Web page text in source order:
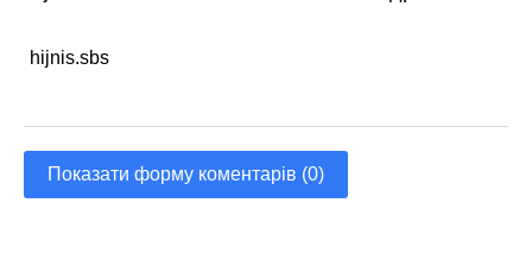
hijnis.sbs
Показати форму коментарів (0)